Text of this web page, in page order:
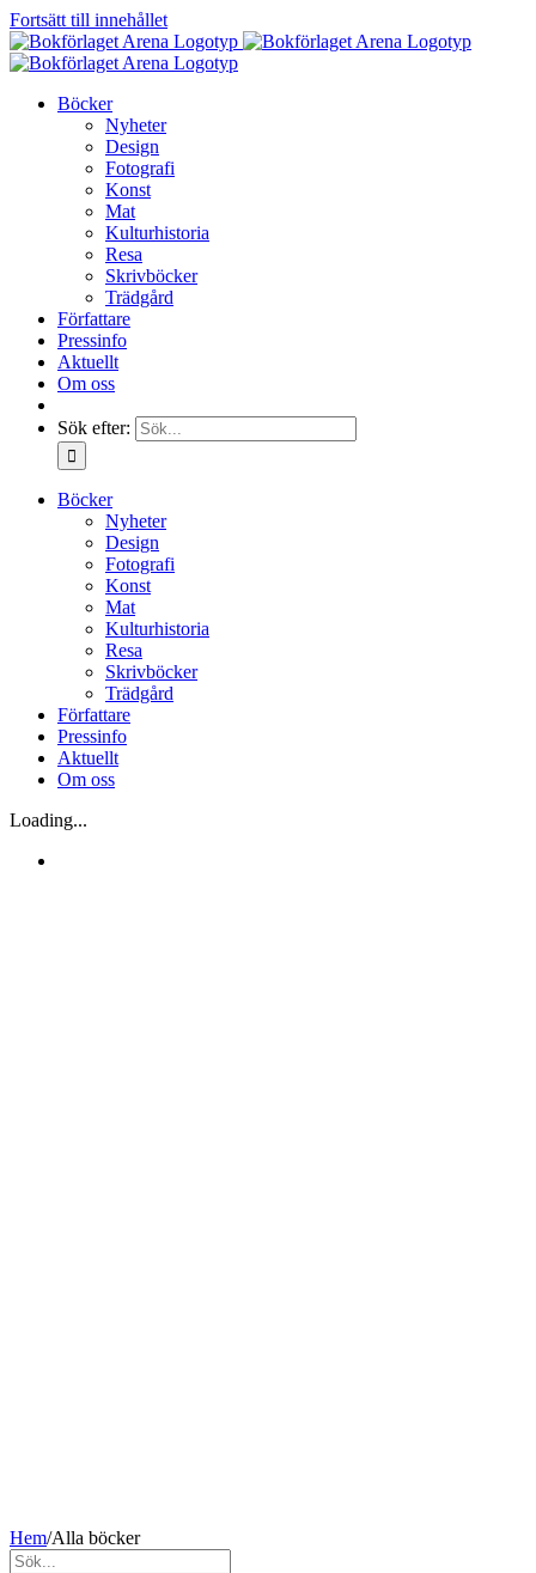
Fortsätt till innehållet
Böcker
Nyheter
Design
Fotografi
Konst
Mat
Kulturhistoria
Resa
Skrivböcker
Trädgård
Författare
Pressinfo
Aktuellt
Om oss
Sök efter:
Böcker
Nyheter
Design
Fotografi
Konst
Mat
Kulturhistoria
Resa
Skrivböcker
Trädgård
Författare
Pressinfo
Aktuellt
Om oss
Loading...
Hem/Alla böcker